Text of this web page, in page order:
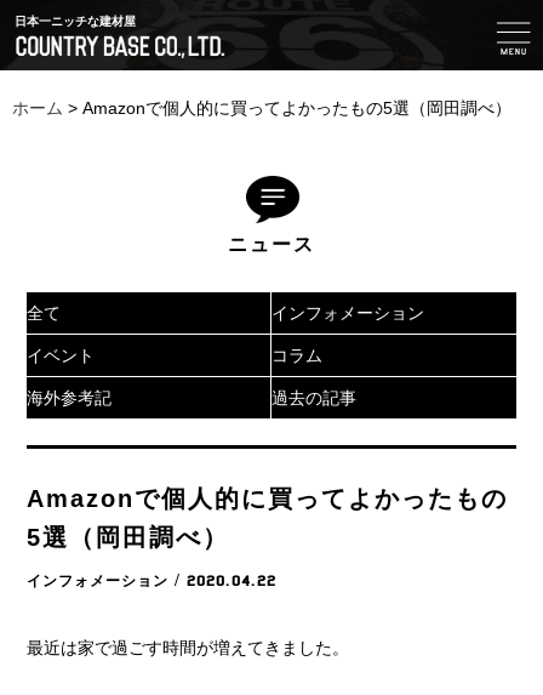
日本一ニッチな建材屋
ホーム > Amazonで個人的に買ってよかったもの5選（岡田調べ）
ニュース
全て インフォメーション
イベント コラム
海外参考記 過去の記事
Amazonで個人的に買ってよかったもの
5選（岡田調べ）
インフォメーション / 2020.04.22
最近は家で過ごす時間が増えてきました。